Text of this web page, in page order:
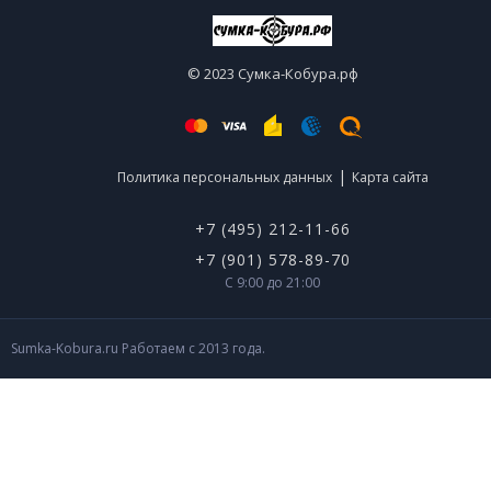
© 2023 Сумка-Кобура.рф
Политика персональных данных | Карта сайта
+7 (495) 212-11-66
+7 (901) 578-89-70
С 9:00 до 21:00
Sumka-Kobura.ru Работаем с 2013 года.